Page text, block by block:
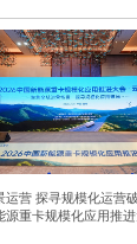
运营 探寻规模化运营
源重卡规模化应用推进